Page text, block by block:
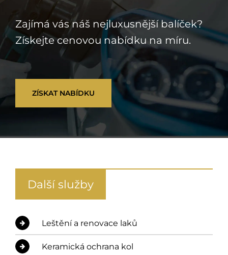
Zajímá vás náš nejluxusnější balíček?
Získejte cenovou nabídku na míru.
ZÍSKAT NABÍDKU
Další služby
Leštění a renovace laků
Keramická ochrana kol